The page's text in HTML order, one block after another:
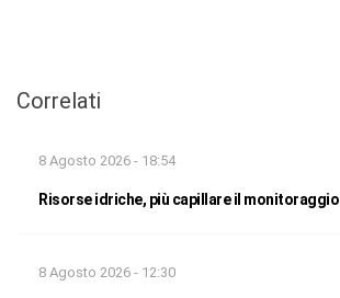
Correlati
8 Agosto 2026 - 18:54
Risorse idriche, più capillare il monitoraggio
8 Agosto 2026 - 12:30